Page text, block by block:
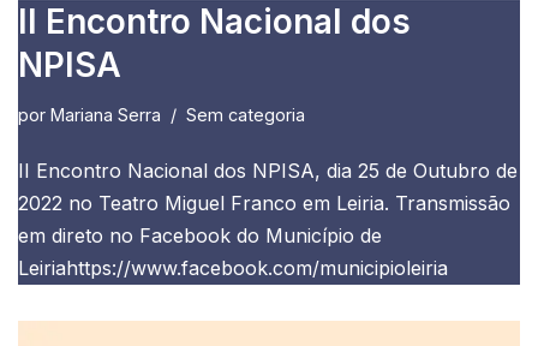
II Encontro Nacional dos
NPISA
por Mariana Serra Sem categoria
II Encontro Nacional dos NPISA, dia 25 de Outubro de
2022 no Teatro Miguel Franco em Leiria. Transmissão
em direto no Facebook do Município de
Leiriahttps://www.facebook.com/municipioleiria